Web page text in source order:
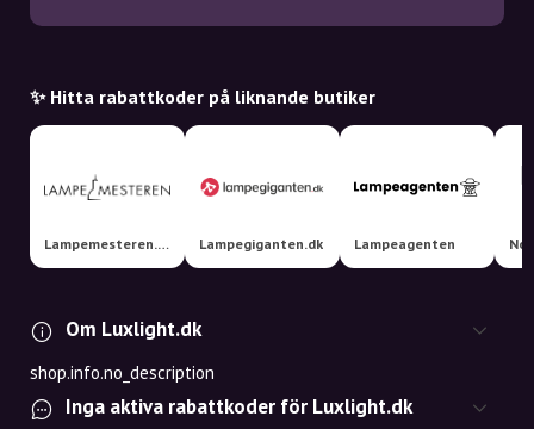
✨ Hitta rabattkoder på liknande butiker
Lampemesteren.dk Lampegiganten.dk Lampeagenten
Om Luxlight.dk
shop.info.no_description
Inga aktiva rabattkoder för Luxlight.dk